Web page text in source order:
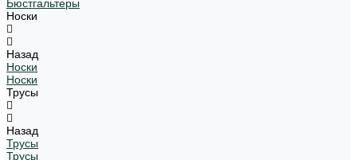
Бюстгальтеры
Носки
Назад
Носки
Носки
Трусы
Назад
Трусы
Трусы